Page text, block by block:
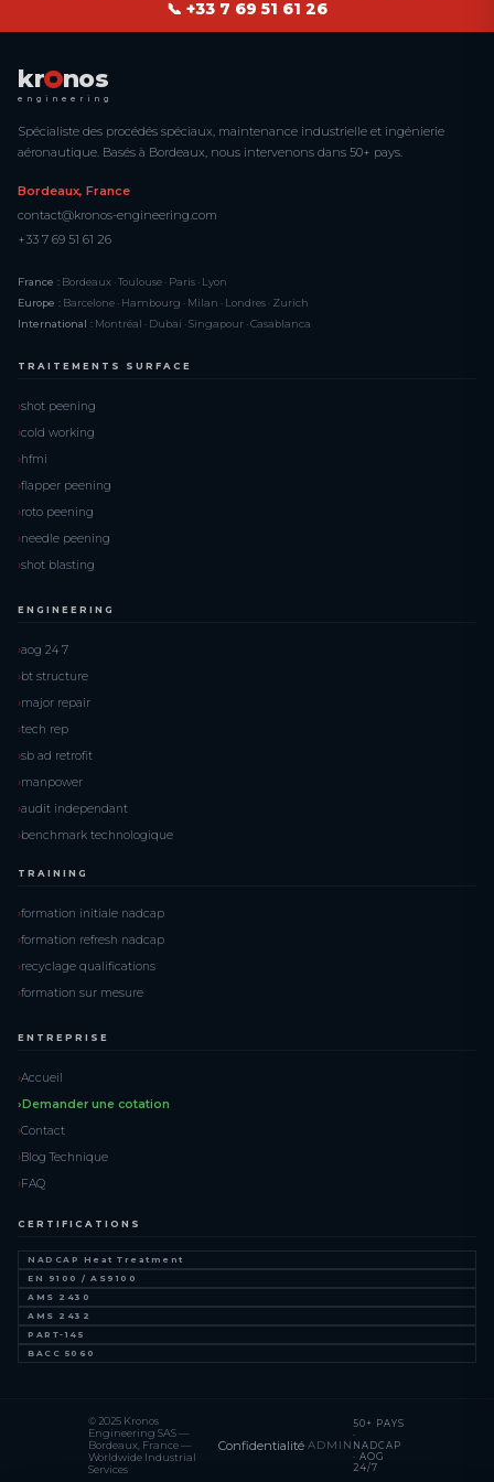
📞 +33 7 69 51 61 26
kr nos
engineering
Spécialiste des procédés spéciaux, maintenance industrielle et ingénierie
aéronautique. Basés à Bordeaux, nous intervenons dans 50+ pays.
Bordeaux, France
contact@kronos-engineering.com
+33 7 69 51 61 26
France : Bordeaux · Toulouse · Paris · Lyon
Europe : Barcelone · Hambourg · Milan · Londres · Zurich
International : Montréal · Dubai · Singapour · Casablanca
TRAITEMENTS SURFACE
shot peening
cold working
hfmi
flapper peening
roto peening
needle peening
shot blasting
ENGINEERING
aog 24 7
bt structure
major repair
tech rep
sb ad retrofit
manpower
audit independant
benchmark technologique
TRAINING
formation initiale nadcap
formation refresh nadcap
recyclage qualifications
formation sur mesure
ENTREPRISE
Accueil
Demander une cotation
Contact
Blog Technique
FAQ
CERTIFICATIONS
NADCAP Heat Treatment
EN 9100 / AS9100
AMS 2430
AMS 2432
PART-145
BACC 5060
© 2025 Kronos
Engineering SAS —
Bordeaux, France —
Worldwide Industrial
Services
Confidentialité·ADMIN
50+ PAYS
·
NADCAP
· AOG
24/7